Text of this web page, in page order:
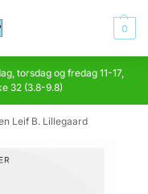
0
torsdag og fredag 11-17,
32 (3.8-9.8)
Leif B. Lillegaard